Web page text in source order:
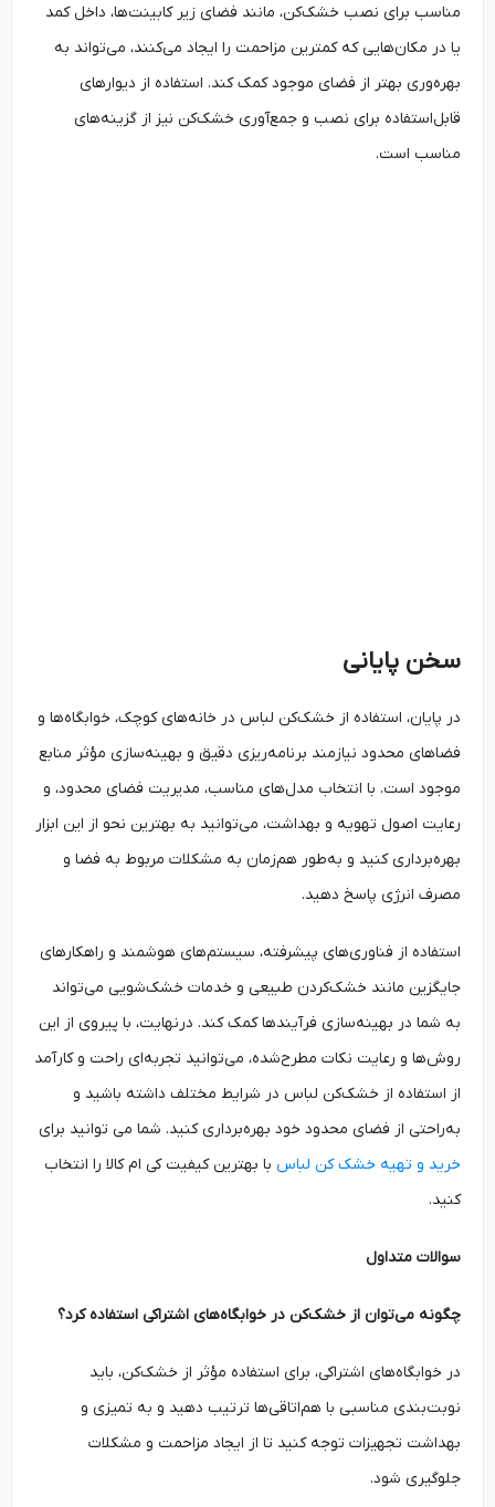
مناسب برای نصب خشک‌کن، مانند فضای زیر کابینت‌ها، داخل کمد
یا در مکان‌هایی که کمترین مزاحمت را ایجاد می‌کنند، می‌تواند به
بهره‌وری بهتر از فضای موجود کمک کند. استفاده از دیوارهای
قابل‌استفاده برای نصب و جمع‌آوری خشک‌کن نیز از گزینه‌های
مناسب است.
سخن پایانی
در پایان، استفاده از خشک‌کن لباس در خانه‌های کوچک، خوابگاه‌ها و
فضاهای محدود نیازمند برنامه‌ریزی دقیق و بهینه‌سازی مؤثر منابع
موجود است. با انتخاب مدل‌های مناسب، مدیریت فضای محدود، و
رعایت اصول تهویه و بهداشت، می‌توانید به بهترین نحو از این ابزار
بهره‌برداری کنید و به‌طور هم‌زمان به مشکلات مربوط به فضا و
مصرف انرژی پاسخ دهید.
استفاده از فناوری‌های پیشرفته، سیستم‌های هوشمند و راهکارهای
جایگزین مانند خشک‌کردن طبیعی و خدمات خشک‌شویی می‌تواند
به شما در بهینه‌سازی فرآیندها کمک کند. درنهایت، با پیروی از این
روش‌ها و رعایت نکات مطرح‌شده، می‌توانید تجربه‌ای راحت و کارآمد
از استفاده از خشک‌کن لباس در شرایط مختلف داشته باشید و
به‌راحتی از فضای محدود خود بهره‌برداری کنید. شما می توانید برای
خرید و تهیه خشک کن لباسبا بهترین کیفیت کی ام کالا را انتخاب
کنید.
سوالات متداول
چگونه می‌توان از خشک‌کن در خوابگاه‌های اشتراکی استفاده کرد؟
در خوابگاه‌های اشتراکی، برای استفاده مؤثر از خشک‌کن، باید
نوبت‌بندی مناسبی با هم‌اتاقی‌ها ترتیب دهید و به تمیزی و
بهداشت تجهیزات توجه کنید تا از ایجاد مزاحمت و مشکلات
جلوگیری شود.